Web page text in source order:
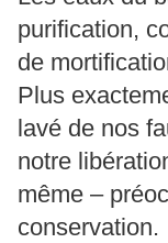
purification,
de
Plus
lavé de nos
notre
même –
conservation.